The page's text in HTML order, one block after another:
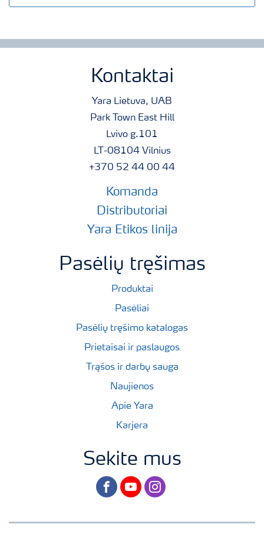
Kontaktai
Yara Lietuva, UAB
Park Town East Hill
Lvivo g.101
LT-08104 Vilnius
+370 52 44 00 44
Komanda
Distributoriai
Yara Etikos linija
Pasėlių tręšimas
Produktai
Pasėliai
Pasėlių tręšimo katalogas
Prietaisai ir paslaugos
Trąšos ir darbų sauga
Naujienos
Apie Yara
Karjera
Sekite mus
facebookyoutubeinstagram